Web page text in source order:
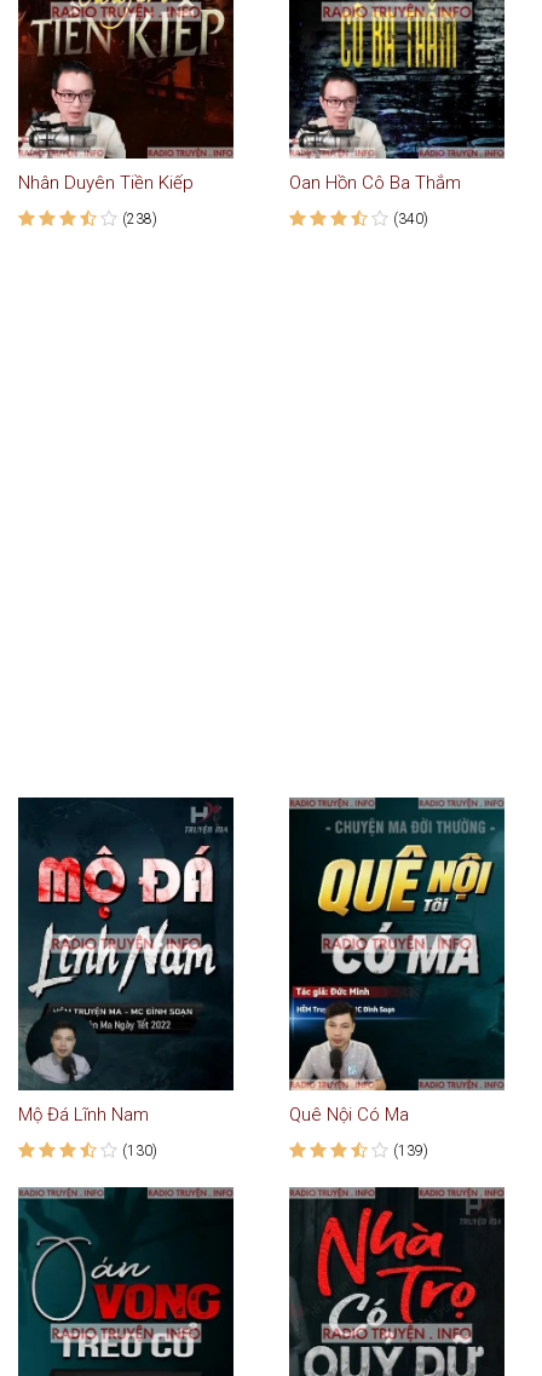
Nhân Duyên Tiền Kiếp
(238)
Oan Hồn Cô Ba Thắm
(340)
Mộ Đá Lĩnh Nam
(130)
Quê Nội Có Ma
(139)